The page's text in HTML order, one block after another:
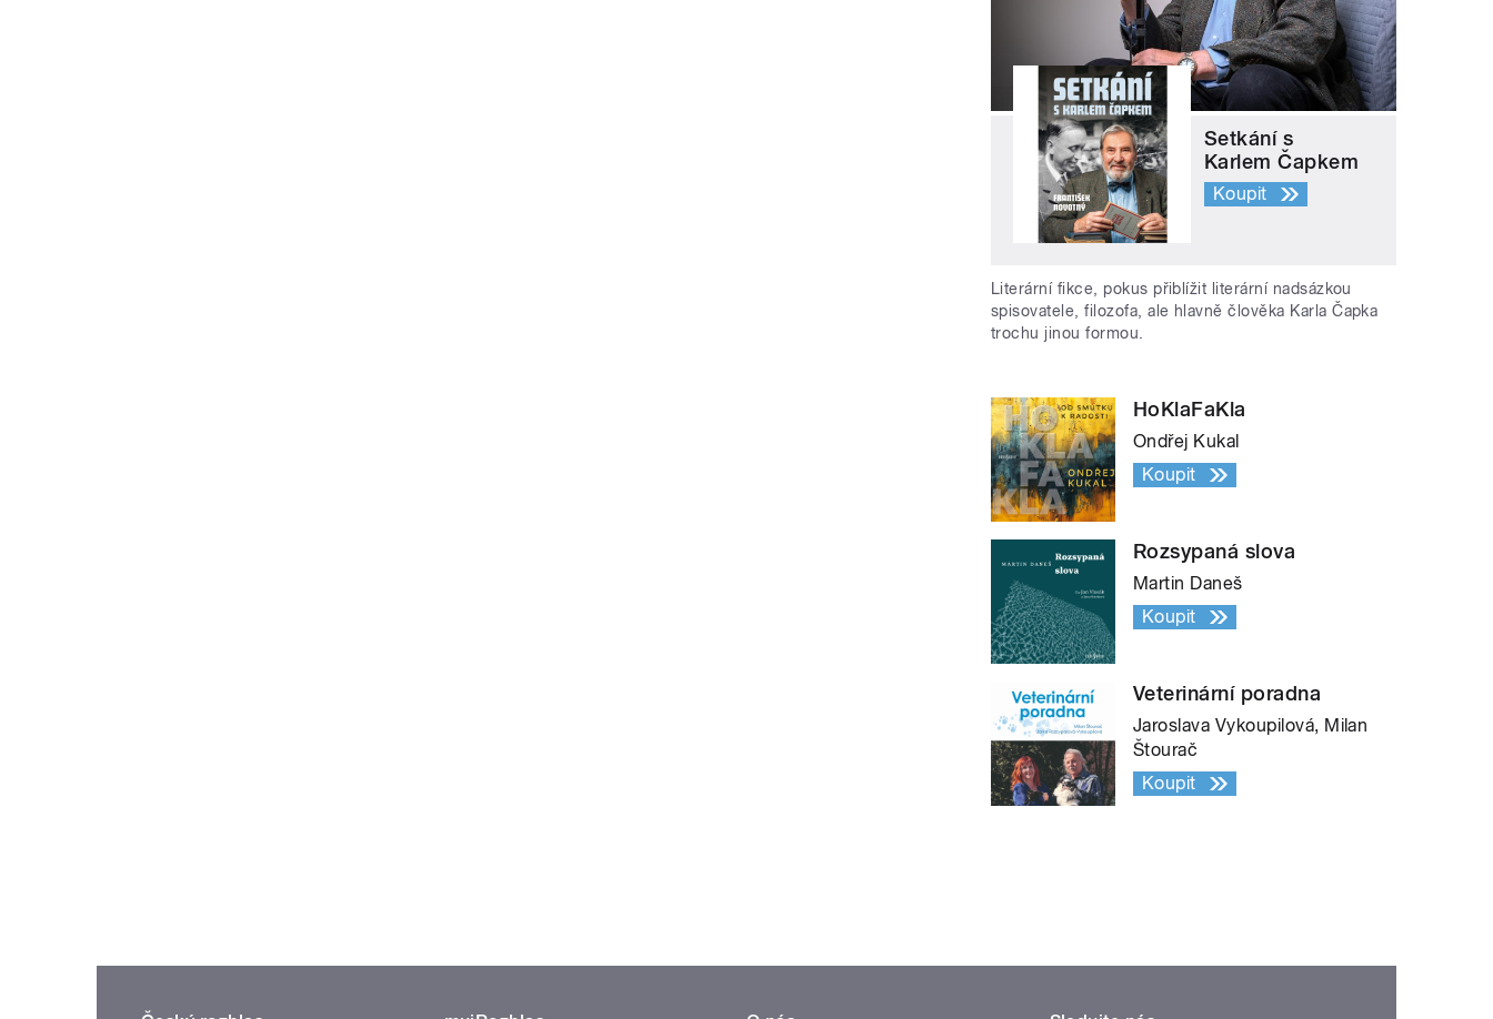
Setkání s
Karlem Čapkem
Koupit
Literární fikce, pokus přiblížit literární nadsázkou
spisovatele, filozofa, ale hlavně člověka Karla Čapka
trochu jinou formou.
HoKlaFaKla
Ondřej Kukal
Koupit
Rozsypaná slova
Martin Daneš
Koupit
Veterinární poradna
Jaroslava Vykoupilová, Milan
Štourač
Koupit